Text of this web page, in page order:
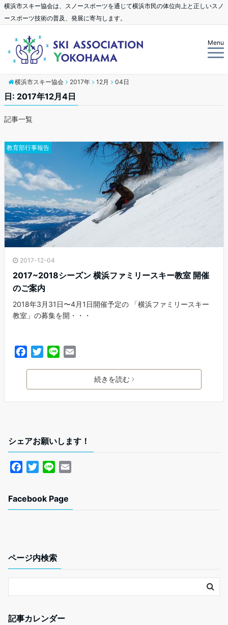
横浜市スキー協会は、スノースポーツを通じて横浜市民の体位向上と正しいスノ
ースポーツ技術の普及、発展に寄与します。
Menu
横浜市スキー協会 2017年 12月 04日
日: 2017年12月4日
記事一覧
教育部行事報告
2017-12-04
2017~2018シーズン 横浜ファミリースキー教室 開催
のご案内
2018年3月31日〜4月1日開催予定の 「横浜ファミリースキー
教室」の募集を開・・・
e
b
k
t
t
e
i
l
続きを読む
シェアお願いします！
e
t
e
Facebook Page
ページ内検索
記事カレンダー